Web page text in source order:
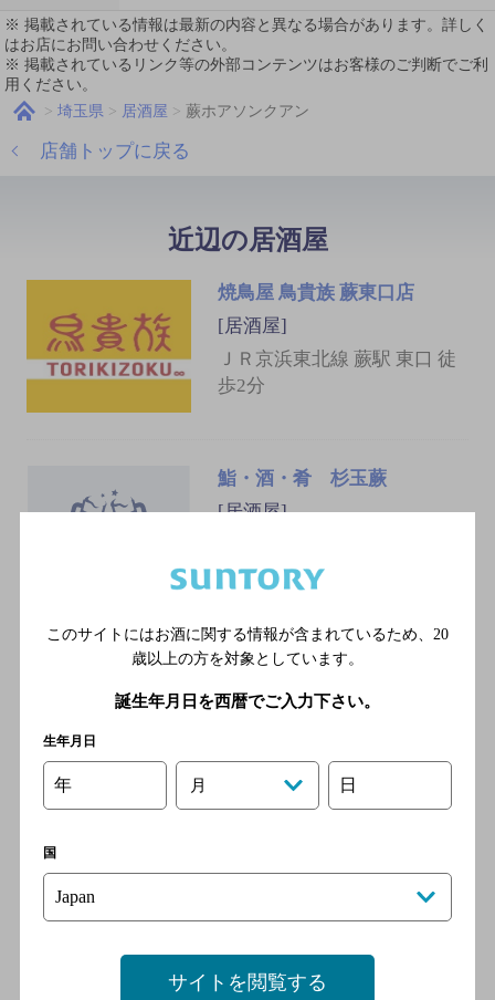
※ 掲載されている情報は最新の内容と異なる場合があります。詳しく
はお店にお問い合わせください。
※ 掲載されているリンク等の外部コンテンツはお客様のご判断でご利
用ください。
埼玉県 居酒屋 蕨ホアソンクアン
店舗トップに戻る
近辺の居酒屋
焼鳥屋 鳥貴族 蕨東口店
[居酒屋]
ＪＲ京浜東北線 蕨駅 東口 徒
歩2分
鮨・酒・肴 杉玉蕨
[居酒屋]
喜酔
[居酒屋]
ＪＲ京浜東北線 蕨駅 東口 徒
口駅 東口 徒歩28分
このサイトにはお酒に関する情報が含まれているため、 20
歳以上の方を対象としています。
誕生年月日を西暦でご入力下さい。
生年月日
年 月 日
国
サイトを閲覧する